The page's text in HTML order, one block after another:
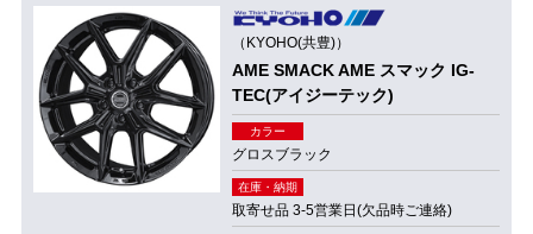
（KYOHO(共豊)）
AME SMACK AME スマック IG-
TEC(アイジーテック)
カラー
グロスブラック
在庫・納期
取寄せ品 3-5営業日(欠品時ご連絡)